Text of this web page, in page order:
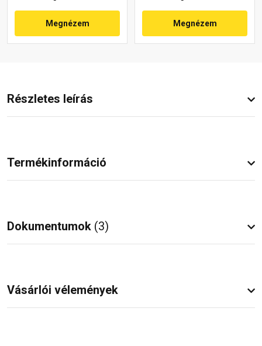
Megnézem Megnézem
Részletes leírás
Termékinformáció
Dokumentumok (3)
Vásárlói vélemények